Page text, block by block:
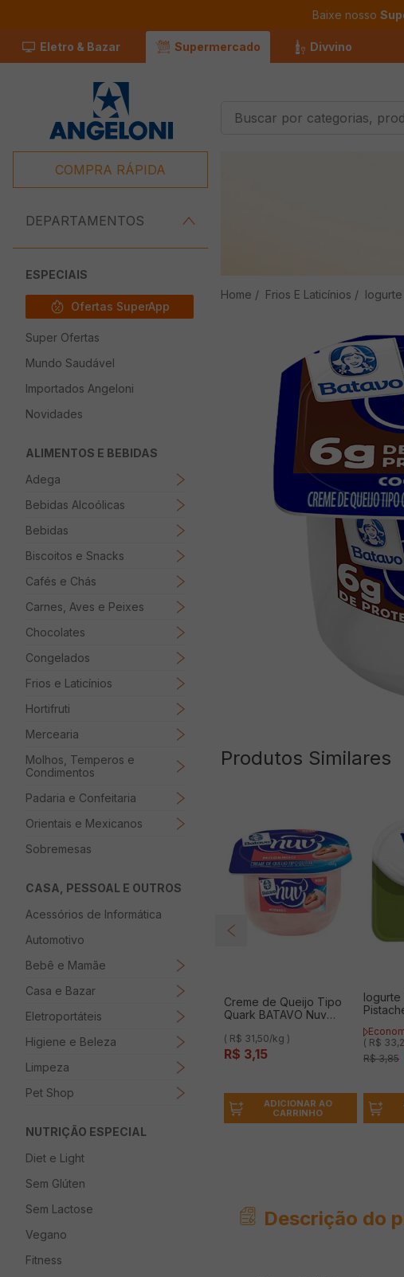
Baixe nosso
Eletro & Bazar Supermercado Divvino
5º Queijo
Papel Higienico
Macarrão
Ovo
COMPRA RÁPIDA
DEPARTAMENTOS
ESPECIAIS
Ofertas SuperApp
Super Ofertas
Mundo Saudável
Importados Angeloni
Novidades
ALIMENTOS E BEBIDAS
Adega
Bebidas Alcoólicas
Bebidas
Biscoitos e Snacks
Cafés e Chás
Carnes, Aves e Peixes
Chocolates
Congelados
Frios e Laticínios
Hortifruti
Mercearia
Molhos, Temperos e
Condimentos
Padaria e Confeitaria
Orientais e Mexicanos
Sobremesas
CASA, PESSOAL E OUTROS
Acessórios de Informática
Automotivo
Bebê e Mamãe
Casa e Bazar
Eletroportáteis
Higiene e Beleza
Limpeza
Pet Shop
NUTRIÇÃO ESPECIAL
Diet e Light
Sem Glúten
Sem Lactose
Vegano
Fitness
Frios E Laticínios Iogurte
Produtos Similares
Creme de Queijo Tipo
Quark BATAVO Nuv
( R$ 31,50/kg )
R$ 3,15
ADICIONAR AO
CARRINHO
Iogurte
( R$
R$ 3,85
Descrição do